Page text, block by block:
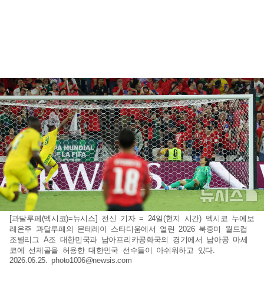
[과달루페(멕시코)=뉴시스] 전신 기자 = 24일(현지 시간) 멕시코 누에보
레온주 과달루페의 몬테레이 스타디움에서 열린 2026 북중미 월드컵
조별리그 A조 대한민국과 남아프리카공화국의 경기에서 남아공 마세
코에 선제골을 허용한 대한민국 선수들이 아쉬워하고 있다.
2026.06.25.photo1006@newsis.com